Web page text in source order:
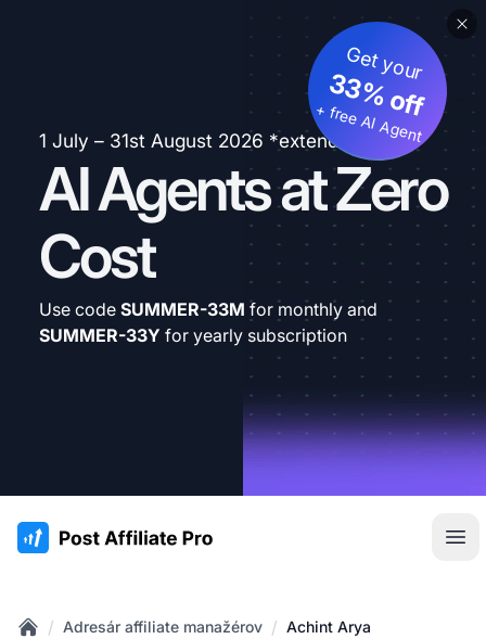
1 July – 31st August 2026 *extended
AI Agents at Zero
Cost
Get your
33% off
+ free AI Agent
Use code SUMMER-33M for monthly and
SUMMER-33Y for yearly subscription
:site.title
/ Adresár affiliate manažérov / Achint Arya